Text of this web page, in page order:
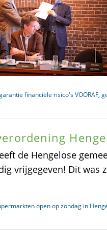
financiële risico's VOORAF,
de Hengelose
vrijgegeven! Dit was
open op zondag in